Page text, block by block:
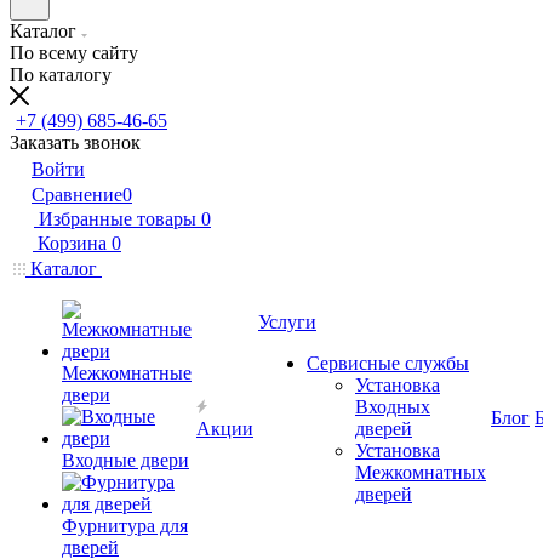
Каталог
По всему сайту
По каталогу
+7 (499) 685-46-65
Заказать звонок
Войти
Сравнение0
Избранные товары 0
Корзина 0
Каталог
Межкомнатные
двери
Входные двери
Фурнитура для
дверей
Акции
Услуги
Сервисные службы
Установка
Входных
дверей
Установка
Межкомнатных
дверей
Блог